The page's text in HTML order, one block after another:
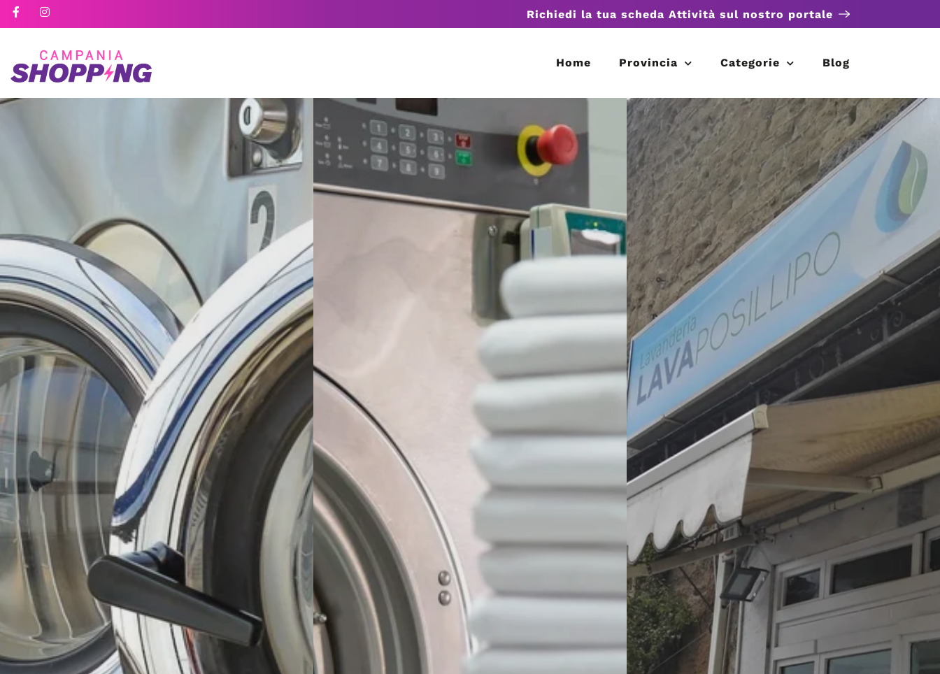
Richiedi la tua scheda Attività sul nostro portale
Home Provincia Categorie Blog